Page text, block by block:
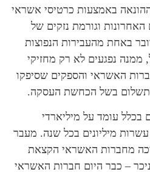
באמצעות כרטיסי אשראי
וגורמת נזקים של
באחת מהעבירות הנפוצות
ממנה נפגעים לא רק מחזיקי
האשראי והספקים שסיפקו
תשלום בשל הכחשת העסקה.
בכלל עומד על מיליארדי
מיליונים בכל שנה. מעבר
מחברות האשראי הקצאת
– כבר היום חברות האשראי